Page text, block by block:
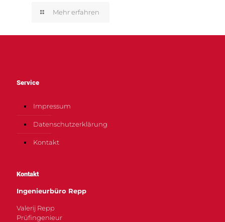
Mehr erfahren
Service
Impressum
Datenschutzerklärung
Kontakt
Kontakt
Ingenieurbüro Repp
Valerij Repp
Prüfingenieur